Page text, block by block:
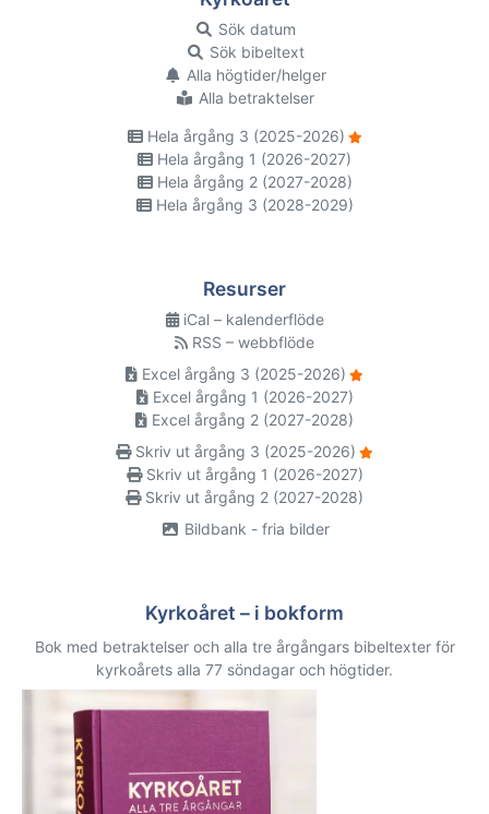
Sök datum
Sök bibeltext
Alla högtider/helger
Alla betraktelser
Hela årgång 3 (2025-2026)
Hela årgång 1 (2026-2027)
Hela årgång 2 (2027-2028)
Hela årgång 3 (2028-2029)
Resurser
iCal – kalenderflöde
RSS – webbflöde
Excel årgång 3 (2025-2026)
Excel årgång 1 (2026-2027)
Excel årgång 2 (2027-2028)
Skriv ut årgång 3 (2025-2026)
Skriv ut årgång 1 (2026-2027)
Skriv ut årgång 2 (2027-2028)
Bildbank - fria bilder
Kyrkoåret – i bokform
Bok med betraktelser och alla tre årgångars bibeltexter för
kyrkoårets alla 77 söndagar och högtider.